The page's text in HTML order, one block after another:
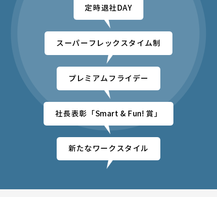
定時退社DAY
スーパーフレックスタイム制
プレミアムフライデー
社長表彰「Smart & Fun! 賞」
新たなワークスタイル